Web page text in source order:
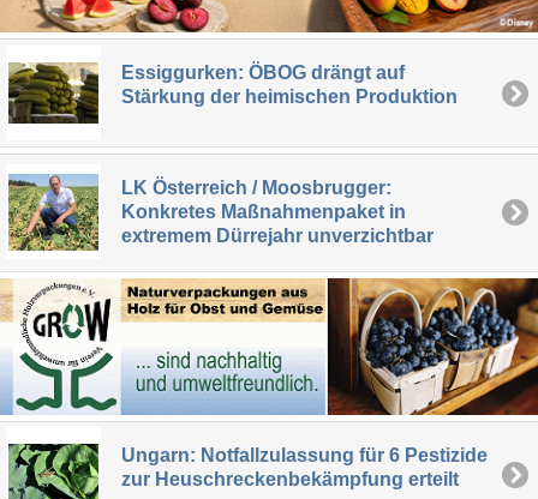
Essiggurken: ÖBOG drängt auf
Stärkung der heimischen Produktion
LK Österreich / Moosbrugger:
Konkretes Maßnahmenpaket in
extremem Dürrejahr unverzichtbar
Ungarn: Notfallzulassung für 6 Pestizide
zur Heuschreckenbekämpfung erteilt